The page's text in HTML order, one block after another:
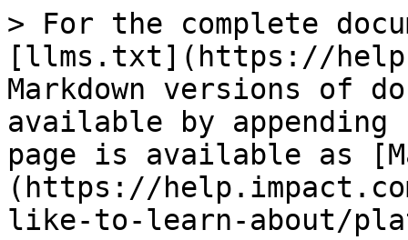
> For the complete
[llms.txt](https://
Markdown versions of
available by
page is available as
(https://
like-to-learn-about/